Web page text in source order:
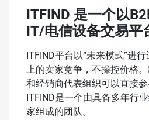
ITFIND 是一个以
IT/电信设备交易平
ITFIND平台以“未来模式”进
上的卖家竞争，不操控价格
和经销商代表组织可以直接参
ITFIND是一个由具备多年行
家组成的团队。